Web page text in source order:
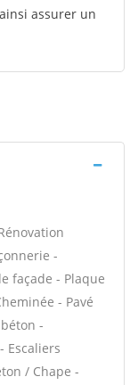
assurer un
-
façade - Plaque
- Pavé
-
Escaliers
/ Chape -